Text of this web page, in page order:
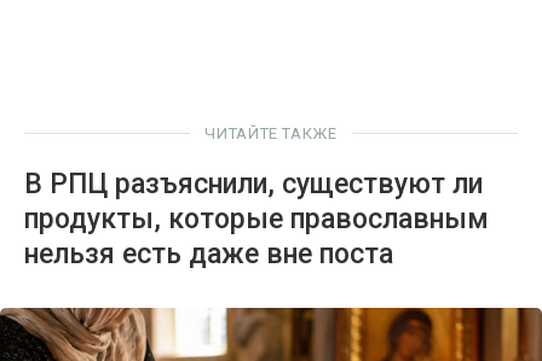
ЧИТАЙТЕ ТАКЖЕ
В РПЦ разъяснили, существуют ли
продукты, которые православным
нельзя есть даже вне поста